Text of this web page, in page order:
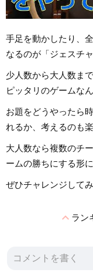
手足を動かしたり、
なるのが「ジェスチ
少人数から大人数ま
ピッタリのゲームな
お題をどうやったら
れるか、考えるのも
大人数なら複数のチ
ームの勝ちにする形
ぜひチャレンジして
expand_lessラン